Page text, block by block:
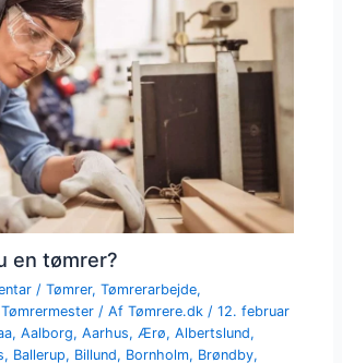
en tømrer?
/Tømrer,Tømrerarbejde,
Tømrermester / AfTømrere.dk /12. februar
,Aalborg,Aarhus, Ærø,Albertslund,
, Ballerup, Billund, Bornholm, Brøndby,